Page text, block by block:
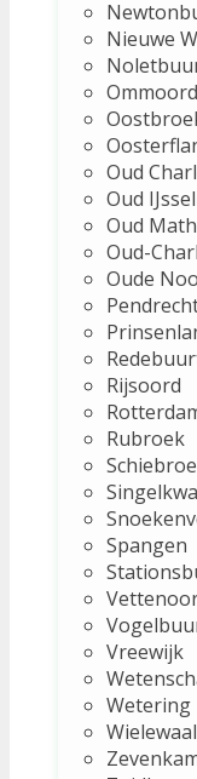
Nieuwe
Ommoord
Oud
Oud
Oud
Oud-
Oude
Rijsoord
Rubroek
Spangen
Vreewijk
Wetering
Wielewaal